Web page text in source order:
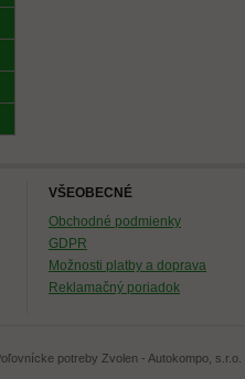
VŠEOBECNÉ
Obchodné podmienky
GDPR
Možnosti platby a doprava
Reklamačný poriadok
potreby Zvolen - Autokompo, s.r.o.